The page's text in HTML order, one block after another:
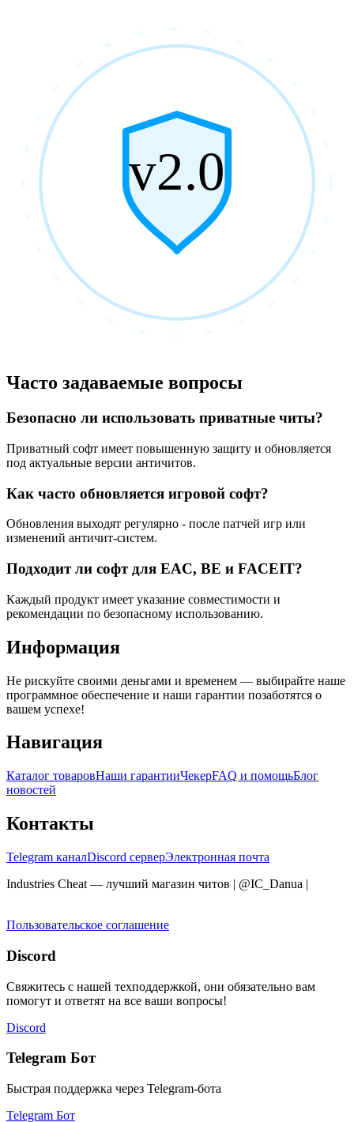
v2.0
Часто задаваемые вопросы
Безопасно ли использовать приватные читы?
Приватный софт имеет повышенную защиту и обновляется
под актуальные версии античитов.
Как часто обновляется игровой софт?
Обновления выходят регулярно - после патчей игр или
изменений античит-систем.
Подходит ли софт для EAC, BE и FACEIT?
Каждый продукт имеет указание совместимости и
рекомендации по безопасному использованию.
Информация
Не рискуйте своими деньгами и временем — выбирайте наше
программное обеспечение и наши гарантии позаботятся о
вашем успехе!
Навигация
Каталог товаровНаши гарантииЧекерFAQ и помощьБлог
новостей
Контакты
Telegram каналDiscord серверЭлектронная почта
Industries Cheat — лучший магазин читов | @IC_Danua |
Пользовательское соглашение
Discord
Свяжитесь с нашей техподдержкой, они обязательно вам
помогут и ответят на все ваши вопросы!
Discord
Telegram Бот
Быстрая поддержка через Telegram-бота
Telegram Бот